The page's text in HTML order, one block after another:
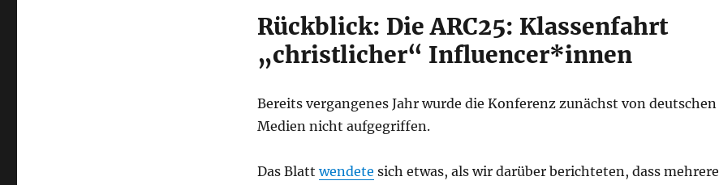
Rückblick: Die ARC25: Klassenfahrt
„christlicher“ Influencer*innen
Bereits vergangenes Jahr wurde die Konferenz zunächst von deutschen
Medien nicht aufgegriffen.
Das Blattwendete sich etwas, als wir darüber berichteten, dass mehrere